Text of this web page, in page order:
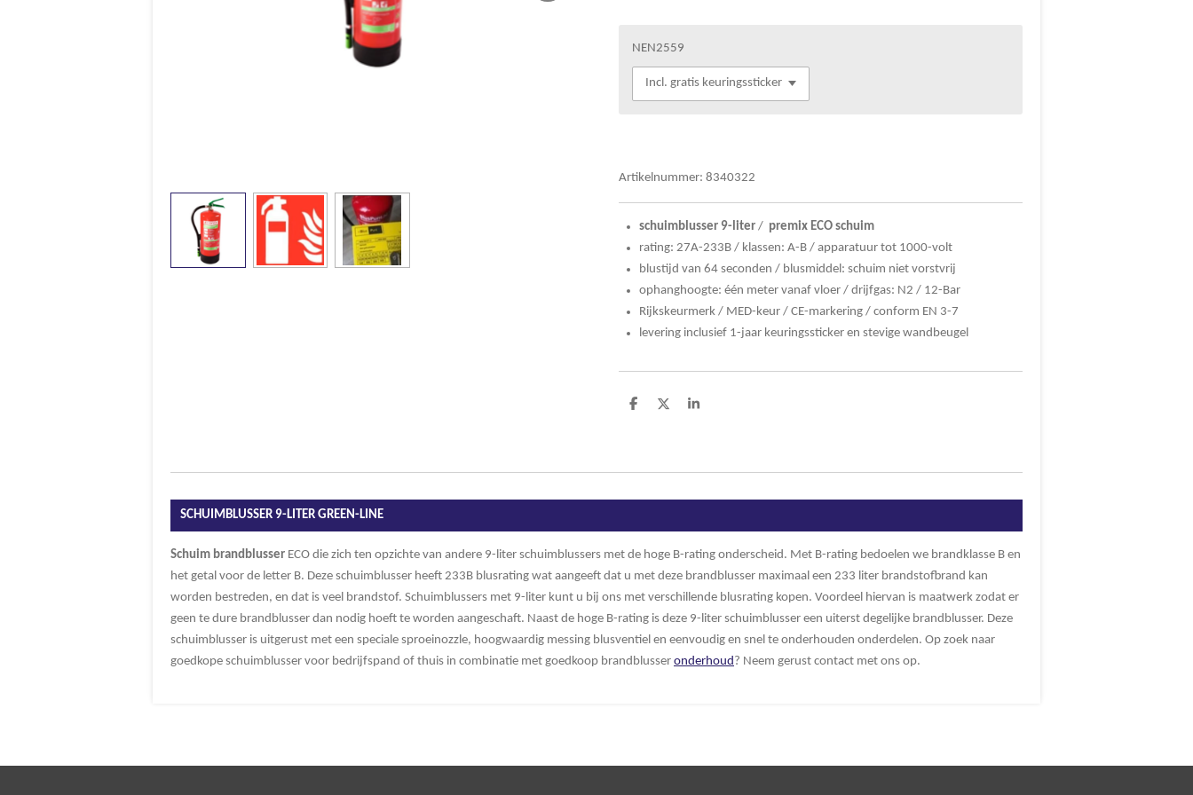
NEN2559
Artikelnummer: 8340322
schuimblusser 9-liter/ premix ECO schuim
rating: 27A-233B / klassen: A-B / apparatuur tot 1000-volt
blustijd van 64 seconden / blusmiddel: schuim niet vorstvrij
ophanghoogte: één meter vanaf vloer / drijfgas: N2 / 12-Bar
Rijkskeurmerk / MED-keur / CE-markering / conform EN 3-7
levering inclusief 1-jaar keuringssticker en stevige wandbeugel
D
D
S
SCHUIMBLUSSER 9-LITER GREEN-LINE
Schuim brandblusser ECO die zich ten opzichte van andere 9-liter schuimblussers met de hoge B-rating onderscheid. Met B-rating bedoelen we brandklasse B en
het getal voor de letter B. Deze schuimblusser heeft 233B blusrating wat aangeeft dat u met deze brandblusser maximaal een 233 liter brandstofbrand kan
worden bestreden, en dat is veel brandstof. Schuimblussers met 9-liter kunt u bij ons met verschillende blusrating kopen. Voordeel hiervan is maatwerk zodat er
geen te dure brandblusser dan nodig hoeft te worden aangeschaft. Naast de hoge B-rating is deze 9-liter schuimblusser een uiterst degelijke brandblusser. Deze
schuimblusser is uitgerust met een speciale sproeinozzle, hoogwaardig messing blusventiel en eenvoudig en snel te onderhouden onderdelen. Op zoek naar
goedkope schuimblusser voor bedrijfspand of thuis in combinatie met goedkoop brandblusser onderhoud ? Neem gerust contact met ons op.